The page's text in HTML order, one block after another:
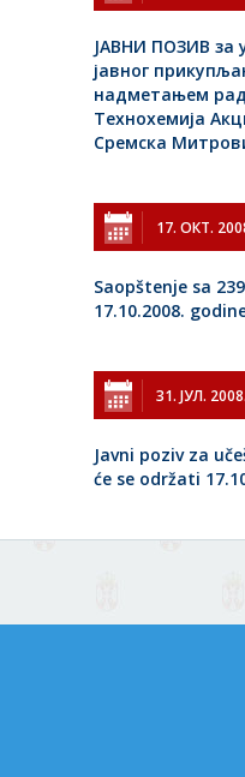
ЈАВНИ ПОЗИВ за
јавног
надметањем
Tехнохемија
Сремска
17. ОКТ.
Saopštenje sa
17.10.2008.
31. ЈУЛ. 2008.
Javni poziv za
će se održati